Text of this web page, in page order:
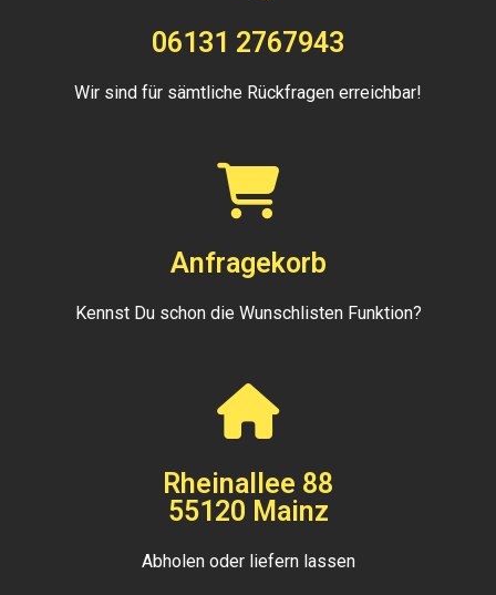
06131 2767943
Wir sind für sämtliche Rückfragen erreichbar!
Anfragekorb
Kennst Du schon die Wunschlisten Funktion?
Rheinallee 88
55120 Mainz
Abholen oder liefern lassen